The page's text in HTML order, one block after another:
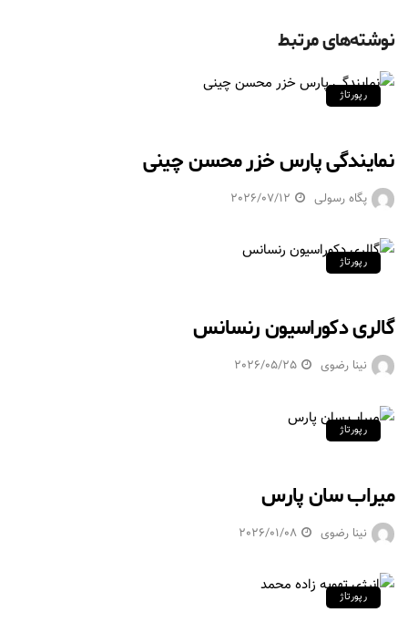
نوشته‌های مرتبط
رپورتاژ
نمایندگی پارس خزر محسن چینی
پگاه رسولی 2026/07/12
رپورتاژ
گالری دکوراسیون رنسانس
نینا رضوی 2026/05/25
رپورتاژ
میراب سان پارس
نینا رضوی 2026/01/08
رپورتاژ